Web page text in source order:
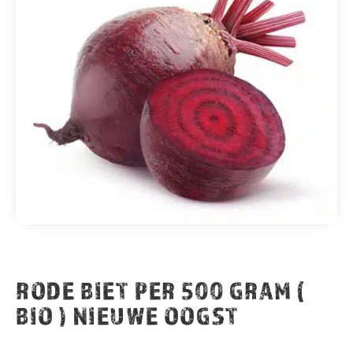
RODE BIET PER 500 GRAM (
BIO ) NIEUWE OOGST